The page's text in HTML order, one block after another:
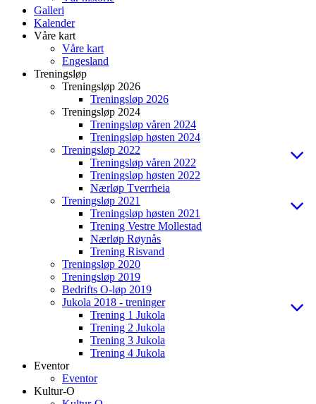
Galleri
Kalender
Våre kart
Våre kart
Engesland
Treningsløp
Treningsløp 2026
Treningsløp 2026
Treningsløp 2024
Treningsløp våren 2024
Treningsløp høsten 2024
Treningsløp 2022
Treningsløp våren 2022
Treningsløp høsten 2022
Nærløp Tverrheia
Treningsløp 2021
Treningsløp høsten 2021
Trening Vestre Mollestad
Nærløp Røynås
Trening Risvand
Treningsløp 2020
Treningsløp 2019
Bedrifts O-løp 2019
Jukola 2018 - treninger
Trening 1 Jukola
Trening 2 Jukola
Trening 3 Jukola
Trening 4 Jukola
Eventor
Eventor
Kultur-O